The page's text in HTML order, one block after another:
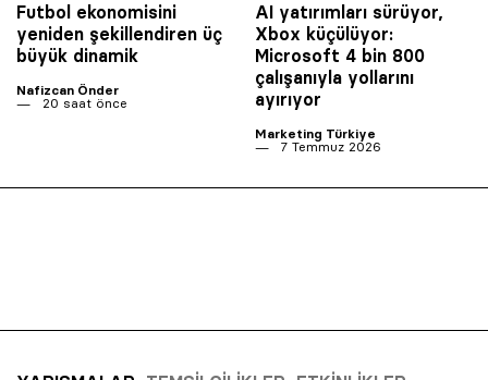
Futbol ekonomisini
yeniden şekillendiren üç
büyük dinamik
Nafizcan Önder
20 saat önce
AI yatırımları sürüyor,
Xbox küçülüyor:
Microsoft 4 bin 800
çalışanıyla yollarını
ayırıyor
Marketing Türkiye
7 Temmuz 2026